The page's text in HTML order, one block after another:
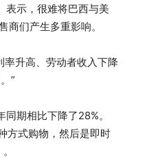
表示，很难将巴西与美
商们产生多重影响。
升高、劳动者收入下降
”
期相比下降了28%。
方式购物，然后是即时